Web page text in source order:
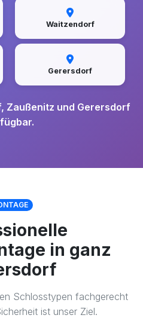
Waitzendorf
Gerersdorf
Zaußenitz und Gerersdorf
in ganz
Schlosstypen fachgerecht
ist unser Ziel.